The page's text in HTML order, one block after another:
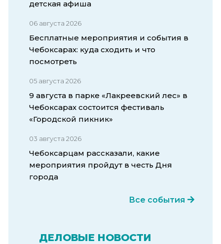
детская афиша
06 августа 2026
Бесплатные мероприятия и события в
Чебоксарах: куда сходить и что
посмотреть
05 августа 2026
9 августа в парке «Лакреевский лес» в
Чебоксарах состоится фестиваль
«Городской пикник»
03 августа 2026
Чебоксарцам рассказали, какие
мероприятия пройдут в честь Дня
города
Все события
ДЕЛОВЫЕ НОВОСТИ